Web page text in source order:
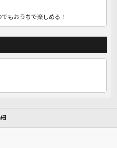
もおうちで楽しめる！